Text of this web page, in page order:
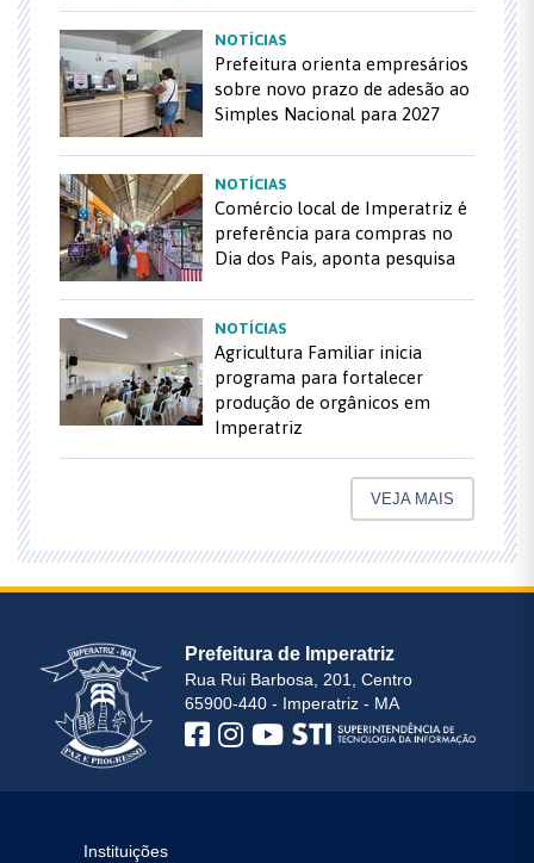
NOTÍCIAS
Prefeitura orienta empresários
sobre novo prazo de adesão ao
Simples Nacional para 2027
NOTÍCIAS
Comércio local de Imperatriz é
preferência para compras no
Dia dos Pais, aponta pesquisa
NOTÍCIAS
Agricultura Familiar inicia
programa para fortalecer
produção de orgânicos em
Imperatriz
VEJA MAIS
Prefeitura de Imperatriz
Rua Rui Barbosa, 201, Centro
65900-440 - Imperatriz - MA
Instituições